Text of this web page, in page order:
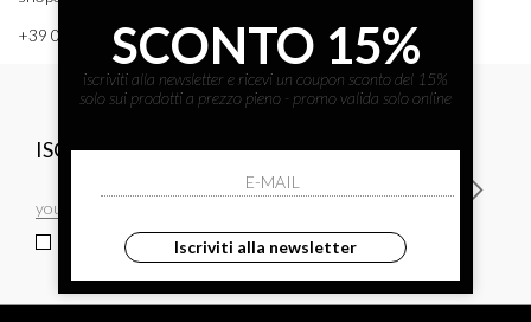
+39 0564 92 24 24
ISCRIVITI ALLA NEWSLETTER
ho letto ed accettato le condizioni sulla privacy.
SCONTO 15%
iscriviti alla newsletter e ricevi un coupon sconto del 15%
solo sui prodotti a prezzo pieno - promo valida solo online
Iscriviti alla newsletter